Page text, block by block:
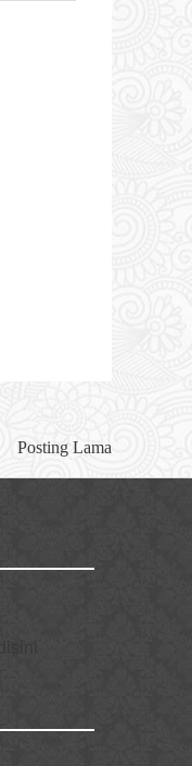
Posting Lama